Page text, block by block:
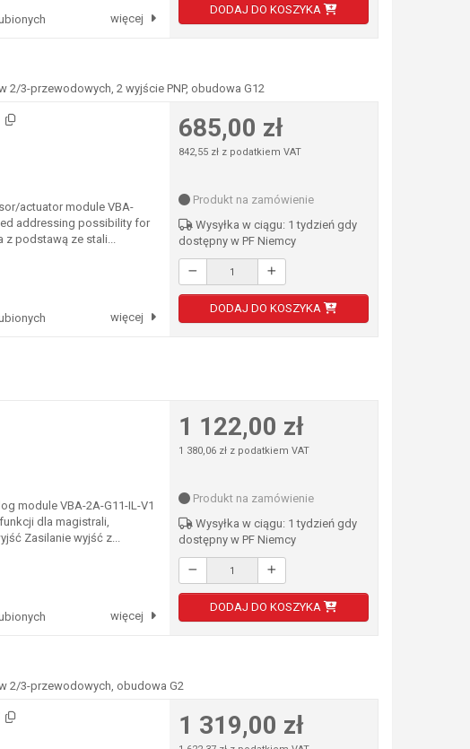
więcej
DODAJ DO KOSZYKA
2/3-przewodowych, 2 wyjście PNP, obudowa G12
actuator module VBA-
addressing possibility for
z podstawą ze stali...
więcej
685,00 zł
842,55 zł z podatkiem VAT
Produkt na zamówienie
Wysyłka w ciągu: 1 tydzień gdy
dostępny w PF Niemcy
DODAJ DO KOSZYKA
module VBA-2A-G11-IL-V1
dla magistrali,
Zasilanie wyjść z...
więcej
1 122,00 zł
1 380,06 zł z podatkiem VAT
Produkt na zamówienie
Wysyłka w ciągu: 1 tydzień gdy
dostępny w PF Niemcy
DODAJ DO KOSZYKA
2/3-przewodowych, obudowa G2
1 319,00 zł